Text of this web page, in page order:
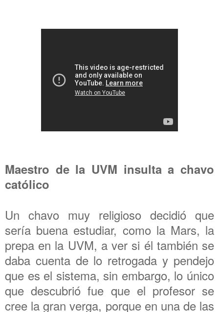
Maestro de la UVM insulta a chavo
católico
Un chavo muy religioso decidió que
sería buena estudiar, como la Mars, la
prepa en la UVM, a ver si él también se
daba cuenta de lo retrogada y pendejo
que es el sistema, sin embargo, lo único
que descubrió fue que el profesor se
cree la gran verga, porque en una de las